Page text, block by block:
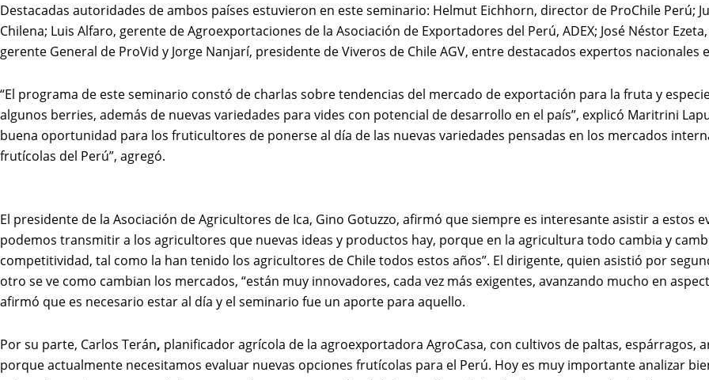
Destacadas autoridades de ambos países estuvieron en este seminario: Helmut Eichhorn, director de ProChile Perú;
Chilena; Luis Alfaro, gerente de Agroexportaciones de la Asociación de Exportadores del Perú, ADEX; José Néstor
gerente General de ProVid y Jorge Nanjarí, presidente de Viveros de Chile AGV, entre destacados expertos
“El programa de este seminario constó de charlas sobre tendencias del mercado de exportación para la fruta y
algunos berries, además de nuevas variedades para vides con potencial de desarrollo en el país”, explicó Maritrini
buena oportunidad para los fruticultores de ponerse al día de las nuevas variedades pensadas en los mercados
frutícolas del Perú”, agregó.
El presidente de la Asociación de Agricultores de Ica, Gino Gotuzzo, afirmó que siempre es interesante asistir a estos
podemos transmitir a los agricultores que nuevas ideas y productos hay, porque en la agricultura todo cambia y
competitividad, tal como la han tenido los agricultores de Chile todos estos años”. El dirigente, quien asistió por
otro se ve como cambian los mercados, “están muy innovadores, cada vez más exigentes, avanzando mucho en
afirmó que es necesario estar al día y el seminario fue un aporte para aquello.
Por su parte, Carlos Terán, planificador agrícola de la agroexportadora AgroCasa, con cultivos de paltas, espárragos,
porque actualmente necesitamos evaluar nuevas opciones frutícolas para el Perú. Hoy es muy importante analizar